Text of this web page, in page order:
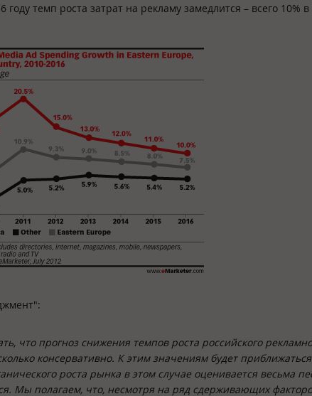
году темп роста затрат на рекламу замедлится – всего 10%
что прогноз снижения темпов роста российского
консервативно. К этим значениям будет
роста рынка в этом случае оценивается весьма
Мы полагаем, что, несмотря на ряд сдерживающих